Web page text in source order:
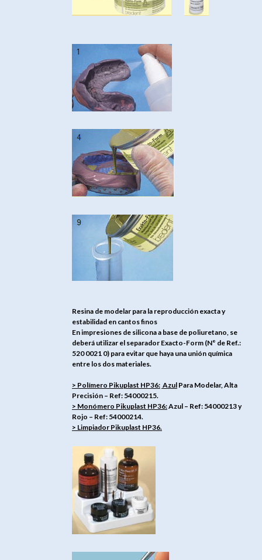
Resina de modelar para la reproducción exacta y
estabilidad en cantos finos
En impresiones de silicona a base de poliuretano, se
deberá utilizar el separador Exacto-Form (N° de Ref.:
520 0021 0) para evitar que haya una unión química
entre los dos materiales.
> Polímero Pikuplast HP36: AzulPara Modelar, Alta
Precisión – Ref: 54000215.
> Monómero Pikuplast HP36:Azul – Ref: 54000213 y
Rojo – Ref: 54000214.
> Limpiador Pikuplast HP36.